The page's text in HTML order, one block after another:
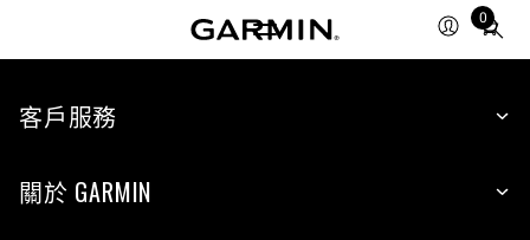
0
Total
客戶服務
關於 GARMIN